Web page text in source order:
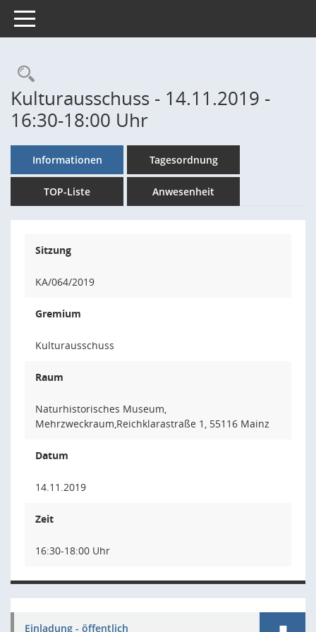
Toggle navigation
Rechercheauswahl
Kulturausschuss - 14.11.2019 -
16:30-18:00 Uhr
Informationen Tagesordnung
TOP-Liste Anwesenheit
Sitzung
KA/064/2019
Gremium
Kulturausschuss
Raum
Naturhistorisches Museum,
Mehrzweckraum,Reichklarastraße 1, 55116 Mainz
Datum
14.11.2019
Zeit
16:30-18:00 Uhr
Einladung - öffentlich